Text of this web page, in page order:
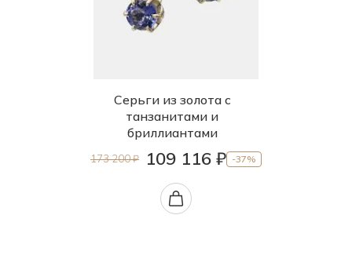
Серьги из золота с
танзанитами и
бриллиантами
173 200 ₽ 109 116 ₽ -37%